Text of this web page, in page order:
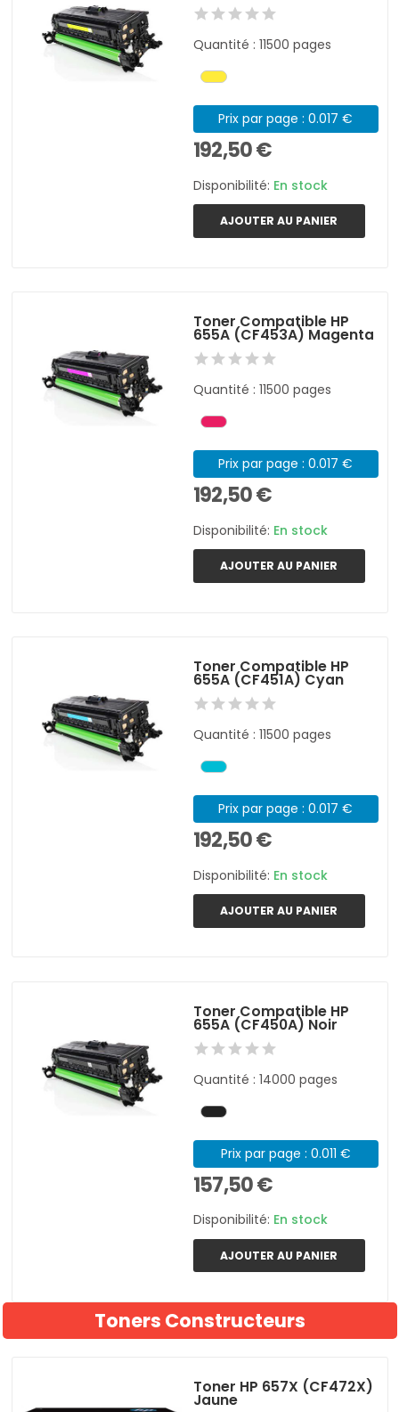
Quantité : 11500 pages
Prix par page : 0.017 €
192,50 €
Disponibilité: En stock
AJOUTER AU PANIER
Toner Compatible HP
655A (CF453A) Magenta
Quantité : 11500 pages
Prix par page : 0.017 €
192,50 €
Disponibilité: En stock
AJOUTER AU PANIER
Toner Compatible HP
655A (CF451A) Cyan
Quantité : 11500 pages
Prix par page : 0.017 €
192,50 €
Disponibilité: En stock
AJOUTER AU PANIER
Toner Compatible HP
655A (CF450A) Noir
Quantité : 14000 pages
Prix par page : 0.011 €
157,50 €
Disponibilité: En stock
AJOUTER AU PANIER
Toners Constructeurs
Toner HP 657X (CF472X)
Jaune